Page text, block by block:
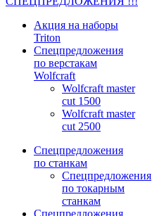
Акция на наборы
Triton
Спецпредложения
по верстакам
Wolfcraft
Wolfcraft master
cut 1500
Wolfcraft master
cut 2500
Спецпредложения
по станкам
Спецпредложения
по токарным
станкам
Спецпредложения